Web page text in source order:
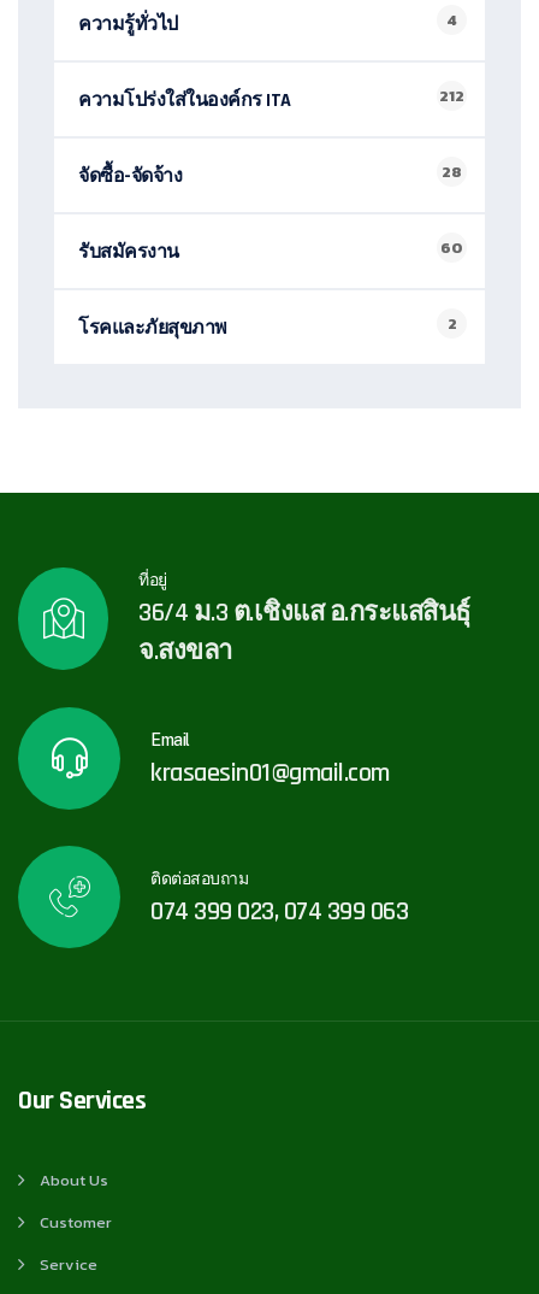
ความรู้ทั่วไป 4
ความโปร่งใส่ในองค์กร ITA 212
จัดซื้อ-จัดจ้าง 28
รับสมัครงาน 60
โรคและภัยสุขภาพ 2
ที่อยู่
36/4 ม.3 ต.เชิงแส อ.กระแสสินธุ์
จ.สงขลา
Email
krasaesin01@gmail.com
ติดต่อสอบถาม
074 399 023, 074 399 063
Our Services
About Us
Customer
Service